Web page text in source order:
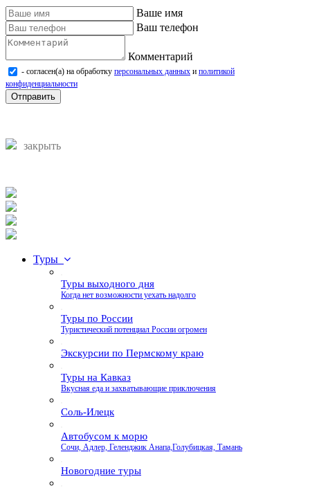
Ваше имя
Ваш телефон
Комментарий
- согласен(а) на обработку персональных данных и политикой
конфиденциальности
Отправить
закрыть
Туры
Туры выходного дня
Когда нет возможности уехать надолго
Туры по России
Туристический потенциал России огромен
Экскурсии по Пермскому краю
Туры на Кавказ
Вкусная еда и захватывающие приключения
Соль-Илецк
Автобусом к морю
Сочи, Адлер, Геленджик Анапа,Голубицкая, Тамань
Новогодние туры